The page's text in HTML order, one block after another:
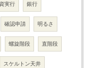
実行 銀行
確認申請 明るさ
螺旋階段 直階段
スケルトン天井